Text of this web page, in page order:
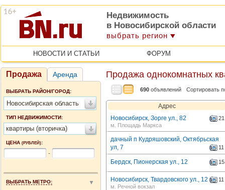
Недвижимость
в Новосибирской области
выбрать регион
НОВОСТИ И СТАТЬИ ФОРУМ
Продажа Аренда
ВЫБРАТЬ РАЙОН/ГОРОД:
Новосибирская область
ТИП НЕДВИЖИМОСТИ:
квартиры (вторичка)
ЦЕНА (РУБЛЕЙ):
-
ВЫБРАТЬ МЕТРО:
Продажа однокомнатных
690 объявлений Сортировать
Адрес
Новосибирск, Зорге ул., 82
21
м. Площадь Маркса
дачный п Кудряшовский, Октябрьская
ул, 7
11
Бердск, Пионерская ул., 12 15
Новосибирск, Твардовского ул., 12
11
м. Речной вокзал